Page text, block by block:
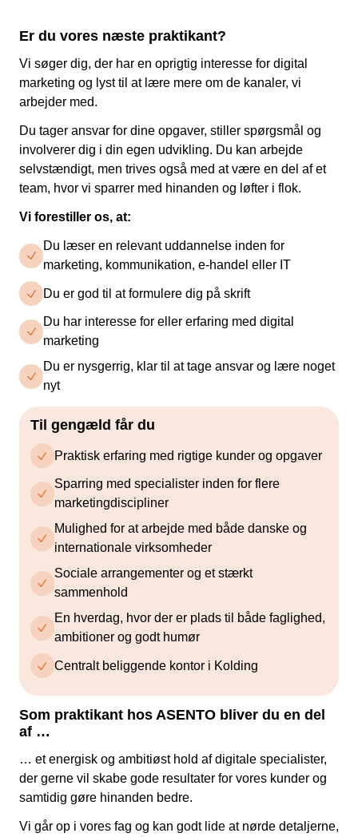
Er du vores næste praktikant?
Vi søger dig, der har en oprigtig interesse for digital
marketing og lyst til at lære mere om de kanaler, vi
arbejder med.
Du tager ansvar for dine opgaver, stiller spørgsmål og
involverer dig i din egen udvikling. Du kan arbejde
selvstændigt, men trives også med at være en del af et
team, hvor vi sparrer med hinanden og løfter i flok.
Vi forestiller os, at:
Du læser en relevant uddannelse inden for
marketing, kommunikation, e-handel eller IT
Du er god til at formulere dig på skrift
Du har interesse for eller erfaring med digital
marketing
Du er nysgerrig, klar til at tage ansvar og lære noget
nyt
Til gengæld får du
Praktisk erfaring med rigtige kunder og opgaver
Sparring med specialister inden for flere
marketingdiscipliner
Mulighed for at arbejde med både danske og
internationale virksomheder
Sociale arrangementer og et stærkt
sammenhold
En hverdag, hvor der er plads til både faglighed,
ambitioner og godt humør
Centralt beliggende kontor i Kolding
Som praktikant hos ASENTO bliver du en del
af …
… et energisk og ambitiøst hold af digitale specialister,
der gerne vil skabe gode resultater for vores kunder og
samtidig gøre hinanden bedre.
Vi går op i vores fag og kan godt lide at nørde detaljerne,